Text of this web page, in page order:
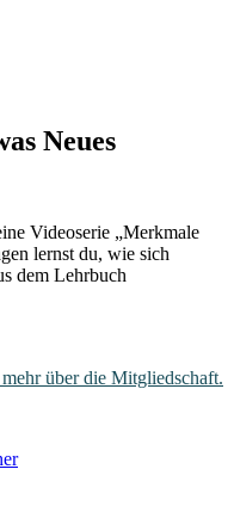
Neues
Videoserie „Merkmale
lernst du, wie sich
dem Lehrbuch
über die Mitgliedschaft.